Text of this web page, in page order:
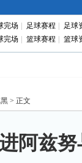
完场 足球赛程
足球
完场 篮球赛程 篮球
> 正文
阿兹